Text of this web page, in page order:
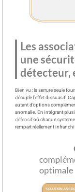
Les
une
détecteur,
Bien vu : la serrure seule
décuple l’effet dissuasif.
autant d’options
anomalie. En intégrant
défensifoù chaque
rempart réellement
optimale
SOLUTION